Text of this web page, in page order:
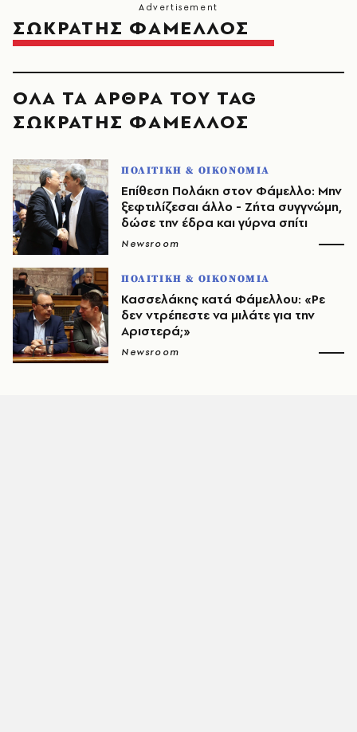
ΣΩΚΡΑΤΗΣ ΦΑΜΕΛΛΟΣ
ΟΛΑ ΤΑ ΑΡΘΡΑ ΤΟΥ TAG
ΣΩΚΡΑΤΗΣ ΦΑΜΕΛΛΟΣ
ΠΟΛΙΤΙΚΗ & ΟΙΚΟΝΟΜΙΑ
Επίθεση Πολάκη στον Φάμελλο: Μην
ξεφτιλίζεσαι άλλο - Ζήτα συγγνώμη,
δώσε την έδρα και γύρνα σπίτι
Newsroom
ΠΟΛΙΤΙΚΗ & ΟΙΚΟΝΟΜΙΑ
Κασσελάκης κατά Φάμελλου: «Ρε
δεν ντρέπεστε να μιλάτε για την
Αριστερά;»
Newsroom